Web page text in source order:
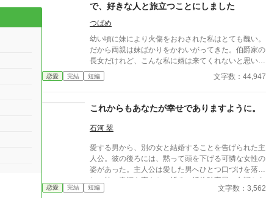
后として国を守っていくことに自分の人生をかけるこ
何なのか。 リリィの心が離れてしまったレオナルド
はどうしていくのか。 2人の未来はいかに···
で、好きな人と旅立つことにしました
つばめ
幼い頃に妹により火傷をおわされた私はとても醜い。
だから両親は妹ばかりをかわいがってきた。伯爵家の
長女だけれど、こんな私に婿は来てくれないと思い、
領地運営を手伝っている。 けれど婚約者を見つける
デェビュタントに参加できるのは今年が最後。どうし
火傷痕なんて気にしないで参加しようと誘われる。思
い切って参加すると、その男性はなんと妹をエスコー
トしてきて……どうやら妹の恋人だったらしく、周り
る。 会場から逃げ出し失意のどん底の私は、当ても
なく王都をさ迷った。ぼろぼろになり路地裏にうずく
まっていると、小さい頃に虐げられていたのをかばっ
てくれた、商家の男性が現れて……
恋愛 完結 短編 文字数：44,947
これからもあなたが幸せでありますように。
石河 翠
愛する男から、別の女と結婚することを告げられた主
人公。彼の後ろには、黙って頭を下げる可憐な女性の
姿があった。主人公は愛した男へひとつ口づけを落と
し、彼の幸福を密やかに祈る。婚約破棄風の台詞から
始まる、よくある悲しい恋の結末。 小説家になろう
恋愛 完結 短編 文字数：3,562